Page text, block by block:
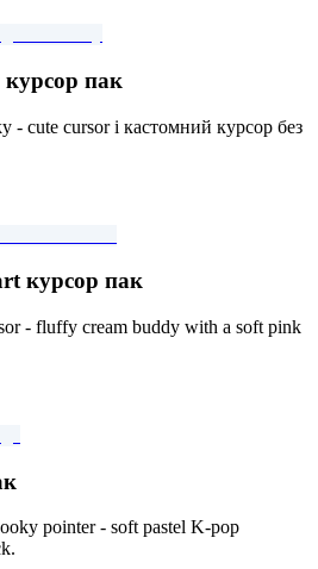
пак
cute cursor і кастомний курсор без
курсор пак
- fluffy cream buddy with a soft pink
pointer - soft pastel K-pop